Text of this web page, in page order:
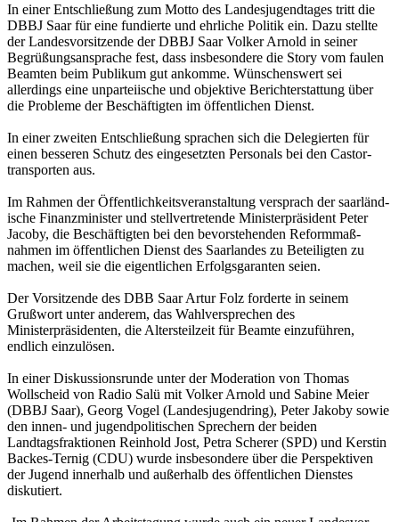
In einer Entschließung zum Motto des Landesjugendtages tritt die
DBBJ Saar für eine fundierte und ehrliche Politik ein. Dazu stellte
der Landesvorsitzende der DBBJ Saar Volker Arnold in seiner
Begrüßungsansprache fest, dass insbesondere die Story vom faulen
Beamten beim Publikum gut ankomme. Wünschenswert sei
allerdings eine unparteiische und objektive Berichterstattung über
die Probleme der Beschäftigten im öffentlichen Dienst.
In einer zweiten Entschließung sprachen sich die Delegierten für
einen besseren Schutz des eingesetzten Personals bei den Castor-
transporten aus.
Im Rahmen der Öffentlichkeitsveranstaltung versprach der saarländ­
ische Finanzminister und stellvertretende Ministerpräsident Peter
Jacoby, die Beschäftigten bei den bevorstehenden Reformmaß­
nahmen im öffentlichen Dienst des Saarlandes zu Beteiligten zu
machen, weil sie die eigentlichen Erfolgsgaranten seien.
Der Vorsitzende des DBB Saar Artur Folz forderte in seinem
Grußwort unter anderem, das Wahlversprechen des
Ministerpräsidenten, die Altersteilzeit für Beamte einzuführen,
endlich einzulösen.
In einer Diskussionsrunde unter der Moderation von Thomas
Wollscheid von Radio Salü mit Volker Arnold und Sabine Meier
(DBBJ Saar), Georg Vogel (Landesjugendring), Peter Jakoby sowie
den innen- und jugendpolitischen Sprechern der beiden
Landtagsfrak­tionen Reinhold Jost, Petra Scherer (SPD) und Kerstin
Backes-Ternig (CDU) wurde insbesondere über die Perspektiven
der Jugend innerhalb und außerhalb des öffentlichen Dienstes
diskutiert.